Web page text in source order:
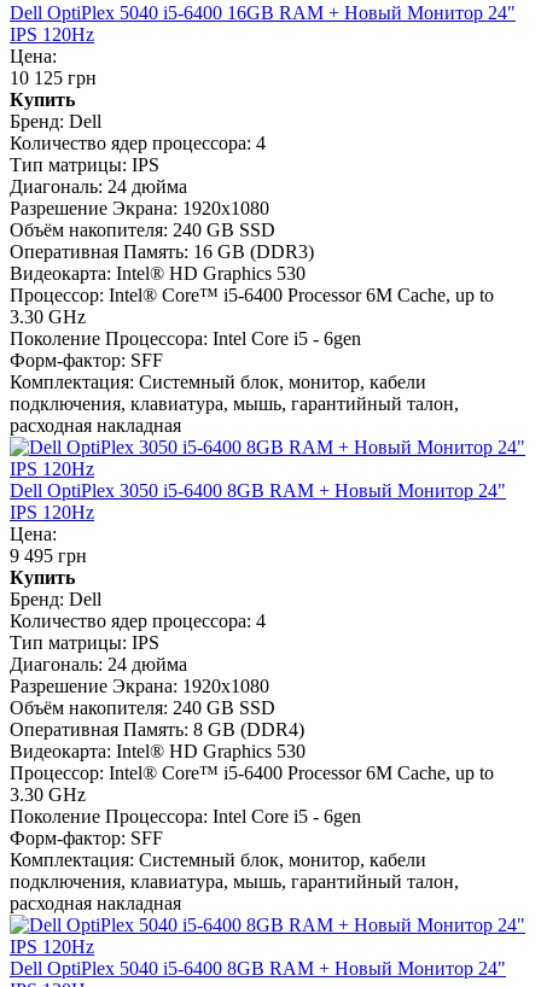
Dell OptiPlex 5040 i5-6400 16GB RAM + Новый Монитор 24"
IPS 120Hz
Цена:
10 125 грн
Купить
Бренд: Dell
Количество ядер процессора: 4
Тип матрицы: IPS
Диагональ: 24 дюйма
Разрешение Экрана: 1920x1080
Объём накопителя: 240 GB SSD
Оперативная Память: 16 GB (DDR3)
Видеокарта: Intel® HD Graphics 530
Процессор: Intel® Core™ i5-6400 Processor 6M Cache, up to
3.30 GHz
Поколение Процессора: Intel Core i5 - 6gen
Форм-фактор: SFF
Комплектация: Системный блок, монитор, кабели
подключения, клавиатура, мышь, гарантийный талон,
расходная накладная
Dell OptiPlex 3050 i5-6400 8GB RAM + Новый Монитор 24"
IPS 120Hz
Цена:
9 495 грн
Купить
Бренд: Dell
Количество ядер процессора: 4
Тип матрицы: IPS
Диагональ: 24 дюйма
Разрешение Экрана: 1920x1080
Объём накопителя: 240 GB SSD
Оперативная Память: 8 GB (DDR4)
Видеокарта: Intel® HD Graphics 530
Процессор: Intel® Core™ i5-6400 Processor 6M Cache, up to
3.30 GHz
Поколение Процессора: Intel Core i5 - 6gen
Форм-фактор: SFF
Комплектация: Системный блок, монитор, кабели
подключения, клавиатура, мышь, гарантийный талон,
расходная накладная
Dell OptiPlex 5040 i5-6400 8GB RAM + Новый Монитор 24"